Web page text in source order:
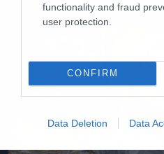
functionality and fraud
user protection.
CONFIRM
Data Deletion Data